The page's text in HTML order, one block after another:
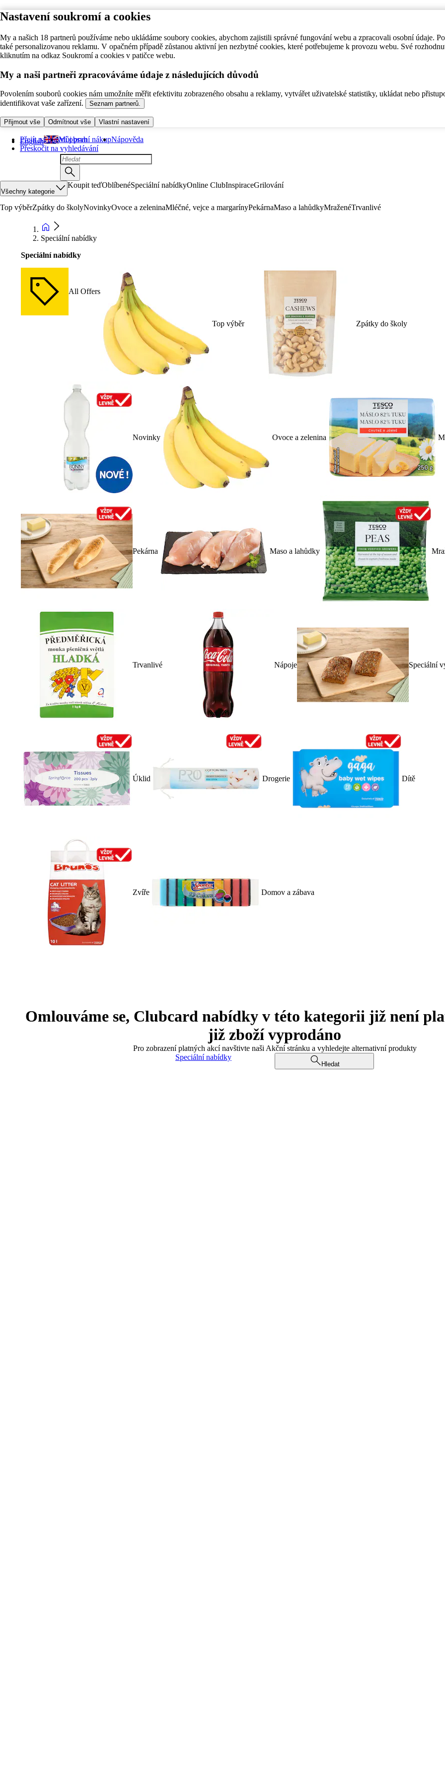
Nastavení soukromí a cookies
My a našich 18 partnerů používáme nebo ukládáme soubory cookies, abychom zajistili správné fungování webu a zpracovali osobní údaje.
také personalizovanou reklamu. V opačném případě zůstanou aktivní jen nezbytné cookies, které potřebujeme k provozu webu. Své
kliknutím na odkaz Soukromí a cookies v patičce webu.
My a naši partneři zpracováváme údaje z následujících důvodů
Povolením souborů cookies nám umožníte měřit efektivitu zobrazeného obsahu a reklamy, vytvářet uživatelské statistiky, ukládat nebo
identifikovat vaše zařízení.
Seznam partnerů.
Přijmout vše Odmítnout vše Vlastní nastavení
Přejít na hlavní obsah
Přeskočit na vyhledávání
English Můj první nákupNápověda
Všechny kategorie
Koupit teďOblíbenéSpeciální nabídkyOnline ClubInspiraceGrilování
Top výběrZpátky do školyNovinkyOvoce a zeleninaMléčné, vejce a margarínyPekárnaMaso a lahůdkyMraženéTrvanlivé
Speciální nabídky
Speciální nabídky
All Offers
Top výběr Zpátky do školy
Novinky Ovoce a zelenina
Pekárna Maso a lahůdky
Trvanlivé Nápoje Speciální
Úklid Drogerie Dítě
Zvíře Domov a zábava
Omlouváme se, Clubcard nabídky v této kategorii již není
již zboží vyprodáno
Pro zobrazení platných akcí navštivte naši Akční stránku a vyhledejte alternativní produkty
Speciální nabídky
Hledat